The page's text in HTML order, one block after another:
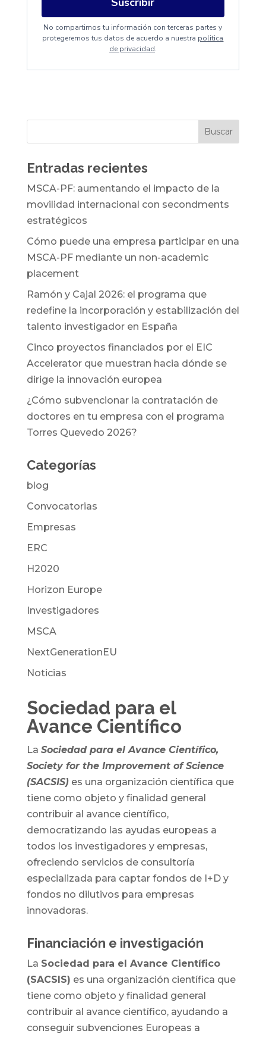
No compartimos tu información con terceras partes y
protegeremos tus datos de acuerdo a nuestra politica
de privacidad.
Entradas recientes
MSCA-PF: aumentando el impacto de la
movilidad internacional con secondments
estratégicos
Cómo puede una empresa participar en una
MSCA-PF mediante un non-academic
placement
Ramón y Cajal 2026: el programa que
redefine la incorporación y estabilización del
talento investigador en España
Cinco proyectos financiados por el EIC
Accelerator que muestran hacia dónde se
dirige la innovación europea
¿Cómo subvencionar la contratación de
doctores en tu empresa con el programa
Torres Quevedo 2026?
Categorías
blog
Convocatorias
Empresas
ERC
H2020
Horizon Europe
Investigadores
MSCA
NextGenerationEU
Noticias
Sociedad para el
Avance Científico
La Sociedad para el Avance Científico,
Society for the Improvement of Science
(SACSIS)es una organización científica que
tiene como objeto y finalidad general
contribuir al avance científico,
democratizando las ayudas europeas a
todos los investigadores y empresas,
ofreciendo servicios de consultoría
especializada para captar fondos de I+D y
fondos no dilutivos para empresas
innovadoras.
Financiación e investigación
La Sociedad para el Avance Científico
(SACSIS) es una organización científica que
tiene como objeto y finalidad general
contribuir al avance científico, ayudando a
conseguir subvenciones Europeas a